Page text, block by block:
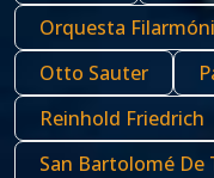
Orquesta
Otto Sauter
Reinhold Friedrich
San Bartolomé De